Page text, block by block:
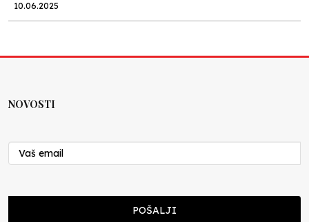
10.06.2025
Nenad Veličković
29.10.2024
Cuke i djeca
NOVOSTI
POŠALJI